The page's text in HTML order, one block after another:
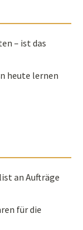
– ist das
heute lernen
an Aufträge
für die